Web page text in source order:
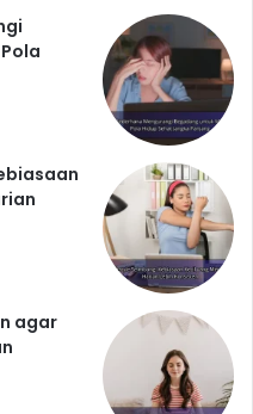
merasa bahagia.
Kecil,
bahagia adalah
akhir. Mulailah
Dengan komitmen
manfaatnya
Anda. Ingatlah,
secara konsisten akan
dalam jangka panjang.
nikmati perjalanan
dan bahagia!
agar